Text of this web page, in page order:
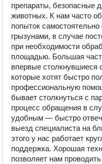
препараты, безопасные
животных. К нам часто
попыток
грызунами, в случае
при необходимости
площадью. Большая
впервые столкнувшиеся
которые хотят быстро
профессиональную
бывает столкнуться с
процесс обращения в
удобным — быстро
выезд специалиста на
этого у нас работает
поддержка. Хорошая
позволяет нам